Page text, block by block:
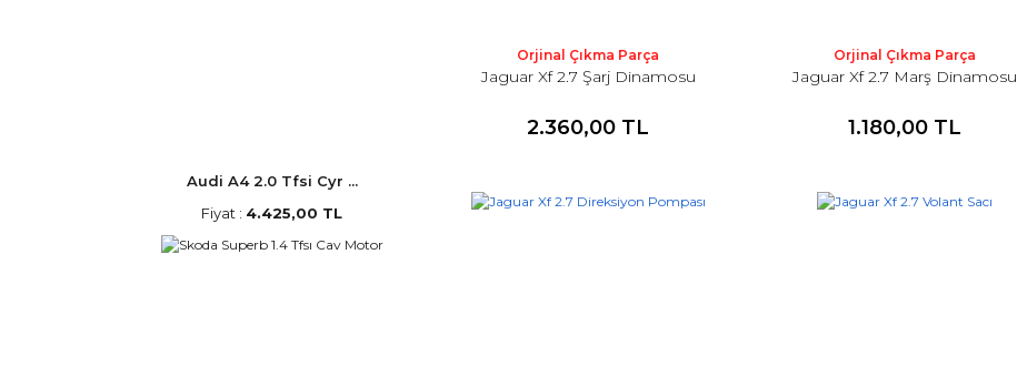
Audi A4 2.0 Tfsi Cyr ...
Fiyat : 4.425,00 TL
Orjinal Çıkma Parça
Jaguar Xf 2.7 Şarj Dinamosu
2.360,00 TL
Orjinal Çıkma Parça
Jaguar Xf 2.7 Marş Dinamosu
1.180,00 TL